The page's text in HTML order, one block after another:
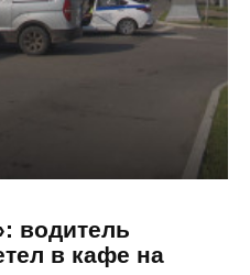
водитель
в кафе на